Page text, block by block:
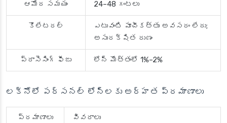
ఆమోద సమయం 24–48 గంటలు
కొలేటరల్
ఎటువంటి పూచీకత్తు అవసరం లేదు;
అసురక్షిత రుణం
ప్రాసెసింగ్ ఫీజు లోన్ మొత్తంలో 1%–2%
లక్నోలో పర్సనల్ లోన్లకు అర్హత ప్రమాణాలు
ప్రమాణాలు వివరాలు